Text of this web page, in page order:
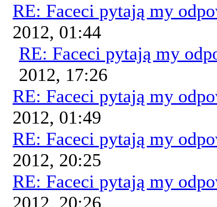
RE: Faceci pytają my
2012, 01:44
RE: Faceci pytają my
2012, 17:26
RE: Faceci pytają my
2012, 01:49
RE: Faceci pytają my
2012, 20:25
RE: Faceci pytają my
2012, 20:26